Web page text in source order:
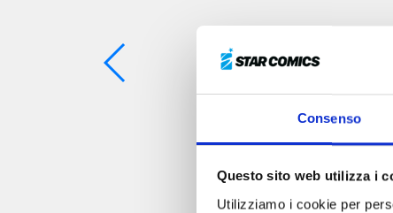
Consenso
Questo sito web utilizza i
Utilizziamo i cookie per